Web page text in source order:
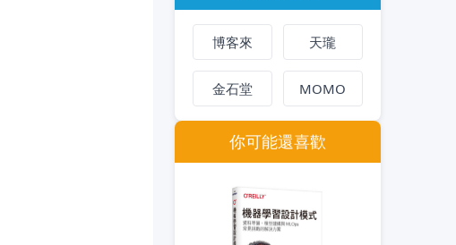
博客來 天瓏
金石堂 MOMO
你可能還喜歡